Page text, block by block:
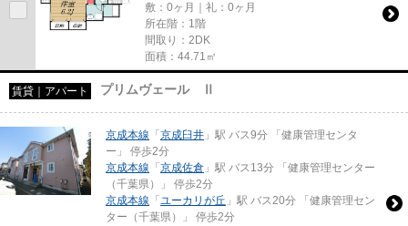
敷：0ヶ月｜礼：0ヶ月
所在階：1階
間取り：2DK
面積：44.71㎡
賃貸｜アパート プリムヴェール Ⅱ
京成本線 「 京成臼井 」駅 バス9分 「健康管理センタ
ー」 停歩2分
京成本線 「 京成佐倉 」駅 バス13分 「健康管理センター
（千葉県）」 停歩2分
京成本線 「 ユーカリが丘 」駅 バス20分 「健康管理セン
ター（千葉県）」 停歩2分